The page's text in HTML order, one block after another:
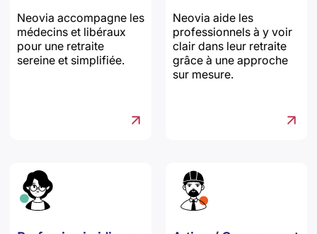
Neovia accompagne les
médecins et libéraux
pour une retraite
sereine et simplifiée.
Neovia aide les
professionnels à y voir
clair dans leur retraite
grâce à une approche
sur mesure.